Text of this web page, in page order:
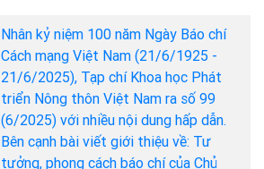
Nhân kỷ niệm 100 năm Ngày Báo chí
Cách mạng Việt Nam (21/6/1925 -
21/6/2025), Tạp chí Khoa học Phát
triển Nông thôn Việt Nam ra số 99
(6/2025) với nhiều nội dung hấp dẫn.
Bên cạnh bài viết giới thiệu về: Tư
tưởng, phong cách báo chí của Chủ